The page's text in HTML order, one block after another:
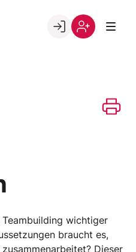
wichtiger
braucht es,
Dieser